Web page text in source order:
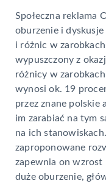
Społeczna reklama
oburzenie i
i różnic w
wypuszczony z
różnicy w
wynosi ok. 19
przez znane
im zarabiać na tym
na ich
zaproponowane
zapewnia on wzrost
duże oburzenie,